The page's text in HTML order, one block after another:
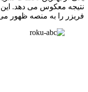
نتیجه معکوس می دهد. این
فریزر را به منصه ظهور